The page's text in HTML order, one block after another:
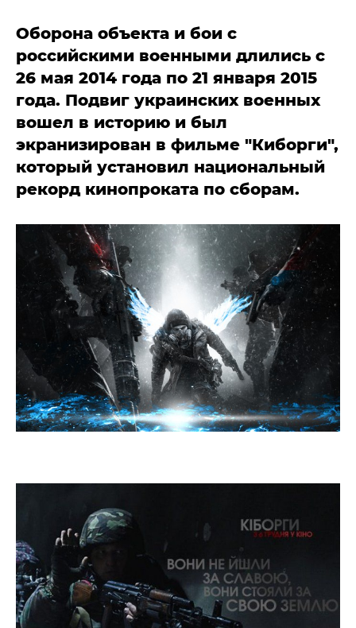
Оборона объекта и бои с
российскими военными длились с
26 мая 2014 года по 21 января 2015
года. Подвиг украинских военных
вошел в историю и был
экранизирован в фильме "Киборги",
который установил национальный
рекорд кинопроката по сборам.